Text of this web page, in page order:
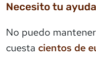
Necesito tu
No puedo
cuesta cientos de